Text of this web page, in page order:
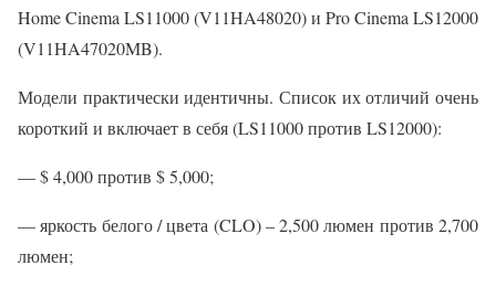
Home Cinema LS11000 (V11HA48020) и Pro Cinema LS12000
(V11HA47020MB).
Модели практически идентичны. Список их отличий очень
короткий и включает в себя (LS11000 против LS12000):
— $ 4,000 против $ 5,000;
— яркость белого / цвета (CLO) – 2,500 люмен против 2,700
люмен;